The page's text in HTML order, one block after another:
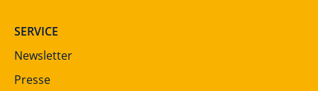
SERVICE
Newsletter
Presse